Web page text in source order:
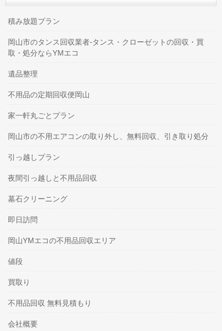
積み放題プラン
岡山市のタンス回収業者-タンス・クローゼットの回収・買
取・処分ならYMエコ
遺品整理
不用品の定期回収便岡山
家一軒丸ごとプラン
岡山市の不用エアコンの取り外し、無料回収、引き取り処分
引っ越しプラン
夜間引っ越しと不用品回収
墓石クリーニング
即日訪問
岡山YMエコの不用品回収エリア
値段
買取り
不用品回収 無料見積もり
会社概要